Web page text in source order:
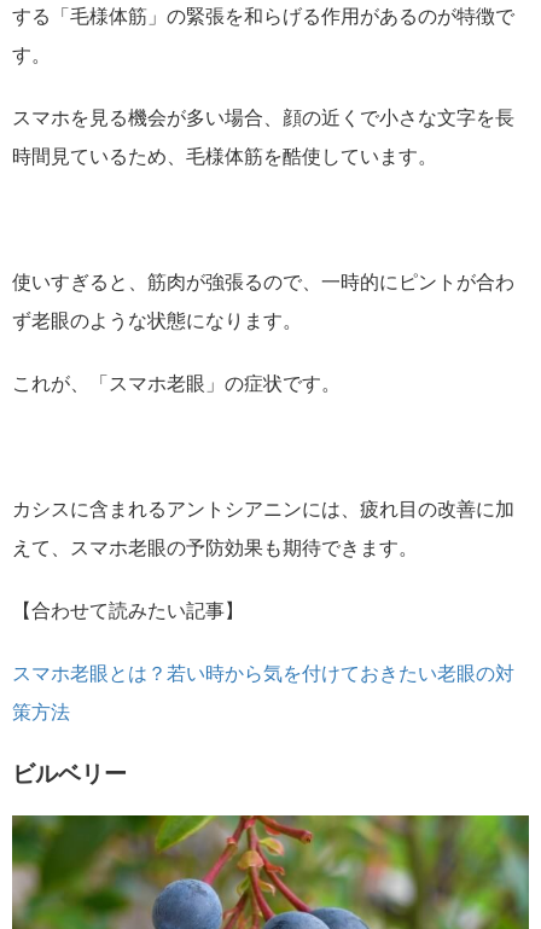
する「毛様体筋」の緊張を和らげる作用があるのが特徴で
す。
スマホを見る機会が多い場合、顔の近くで小さな文字を長
時間見ているため、毛様体筋を酷使しています。
使いすぎると、筋肉が強張るので、一時的にピントが合わ
ず老眼のような状態になります。
これが、「スマホ老眼」の症状です。
カシスに含まれるアントシアニンには、疲れ目の改善に加
えて、スマホ老眼の予防効果も期待できます。
【合わせて読みたい記事】
スマホ老眼とは？若い時から気を付けておきたい老眼の対
策方法
ビルベリー